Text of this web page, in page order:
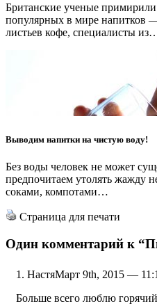
Британские ученые
популярных в мире напитков
листьев кофе, специалисты
Выводим напитки на чистую воду!
Без воды человек не может
предпочитаем утолять жажду
соками, компотами…
Страница для печати
Один комментарий к
НастяМарт 9th, 2015 —
Больше всего люблю